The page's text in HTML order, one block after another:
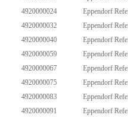
4920000024
Eppendorf
4920000032
Eppendorf
4920000040
Eppendorf
4920000059
Eppendorf
4920000067
Eppendorf
4920000075
Eppendorf
4920000083
Eppendorf
4920000091
Eppendorf